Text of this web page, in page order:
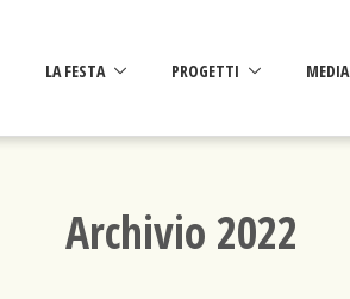
LA FESTA PROGETTI MEDIA
Archivio 2022